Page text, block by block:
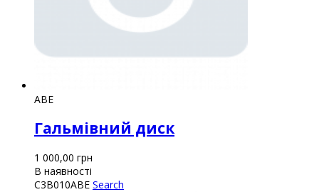
ABE
Гальмівний диск
1 000,00 грн
В наявності
C3B010ABE Search